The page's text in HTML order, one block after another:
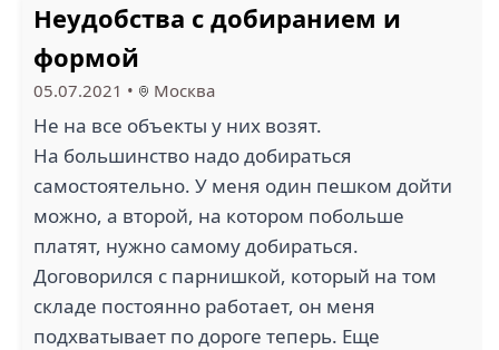
Неудобства с добиранием и
формой
05.07.2021 • Москва
Не на все объекты у них возят.
На большинство надо добираться
самостоятельно. У меня один пешком дойти
можно, а второй, на котором побольше
платят, нужно самому добираться.
Договорился с парнишкой, который на том
складе постоянно работает, он меня
подхватывает по дороге теперь. Еще